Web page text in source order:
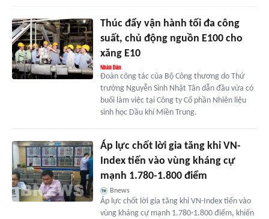
Thúc đẩy vận hành tối đa công
suất, chủ động nguồn E100 cho
xăng E10
Đoàn công tác của Bộ Công thương do Thứ
trưởng Nguyễn Sinh Nhật Tân dẫn đầu vừa có
buổi làm việc tại Công ty Cổ phần Nhiên liệu
sinh học Dầu khí Miền Trung.
Áp lực chốt lời gia tăng khi VN-
Index tiến vào vùng kháng cự
mạnh 1.780-1.800 điểm
Bnews
Áp lực chốt lời gia tăng khi VN-Index tiến vào
vùng kháng cự mạnh 1.780-1.800 điểm, khiến